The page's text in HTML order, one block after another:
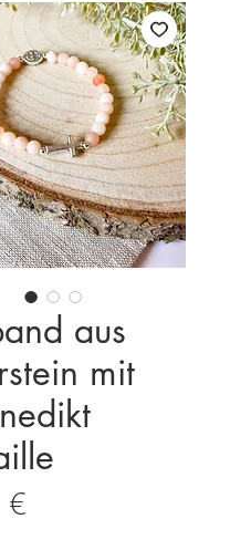
aus
mit
€